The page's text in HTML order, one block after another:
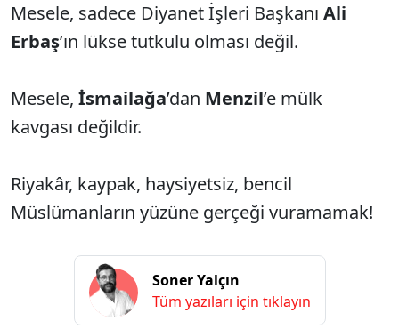
Mesele, sadece Diyanet İşleri Başkanı Ali
Erbaş’ın lükse tutkulu olması değil.
Mesele, İsmailağa’dan Menzil’e mülk
kavgası değildir.
Riyakâr, kaypak, haysiyetsiz, bencil
Müslümanların yüzüne gerçeği vuramamak!
Soner Yalçın
Tüm yazıları için tıklayın